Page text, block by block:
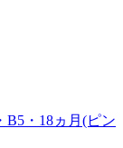
B5・18ヵ月(ピン